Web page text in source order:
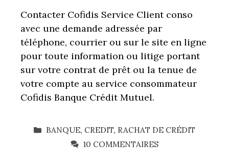
Contacter Cofidis Service Client conso
avec une demande adressée par
téléphone, courrier ou sur le site en ligne
pour toute information ou litige portant
sur votre contrat de prêt ou la tenue de
votre compte au service consommateur
Cofidis Banque Crédit Mutuel.
CATÉGORIES
BANQUE, CREDIT, RACHAT DE CRÉDIT
10 COMMENTAIRES